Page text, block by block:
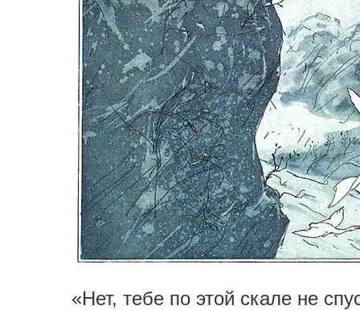
«Нет, тебе по этой скале не